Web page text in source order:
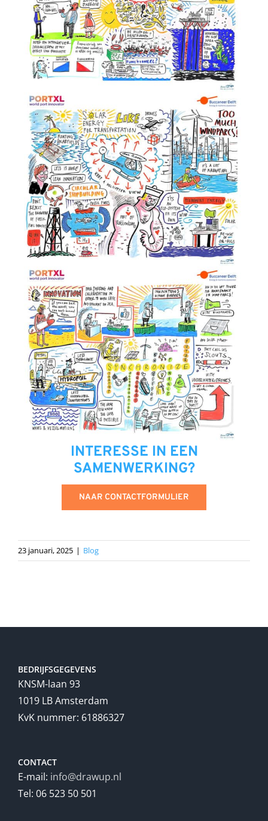
INTERESSE IN EEN
SAMENWERKING?
NAAR CONTACTFORMULIER
23 januari, 2025 | Blog
BEDRIJFSGEGEVENS
KNSM-laan 93
1019 LB Amsterdam
KvK nummer: 61886327
CONTACT
E-mail: info@drawup.nl
Tel: 06 523 50 501